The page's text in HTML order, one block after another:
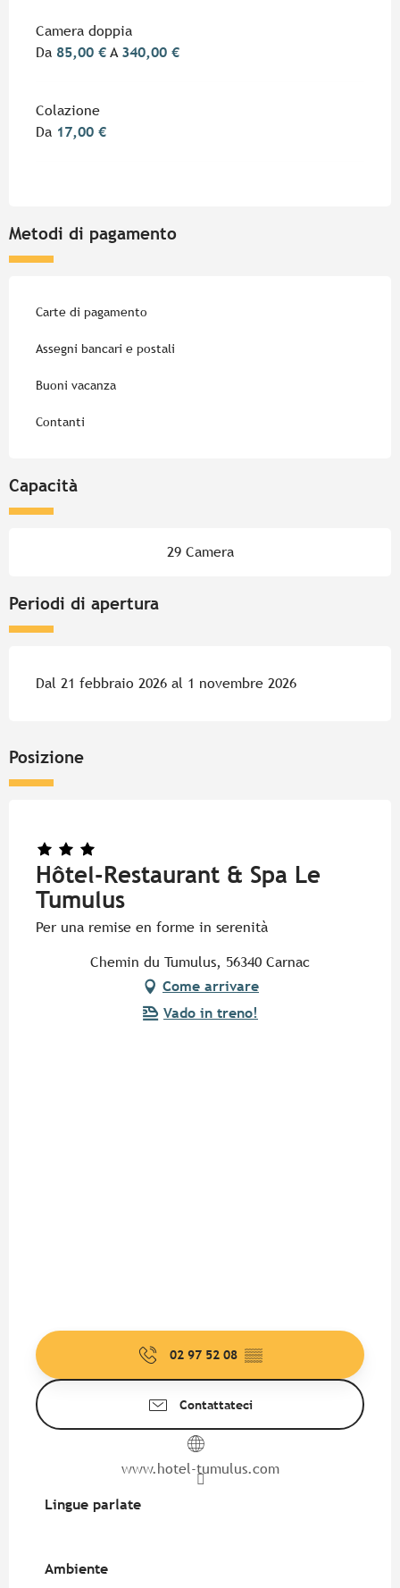
Tariffe 2026
Camera doppia
Da 85,00 € A 340,00 €
Colazione
Da 17,00 €
Metodi di pagamento
Carte di pagamento
Assegni bancari e postali
Buoni vacanza
Contanti
Capacità
29 Camera
Periodi di apertura
Dal 21 febbraio 2026 al 1 novembre 2026
Posizione
Hôtel-Restaurant & Spa Le
Tumulus
Per una remise en forme in serenità
Chemin du Tumulus, 56340 Carnac
Come arrivare
Vado in treno!
02 97 52 08 ▒▒
Contattateci
www.hotel-tumulus.com
Lingue parlate
Lingue parlate
Ambiente
Ambiente